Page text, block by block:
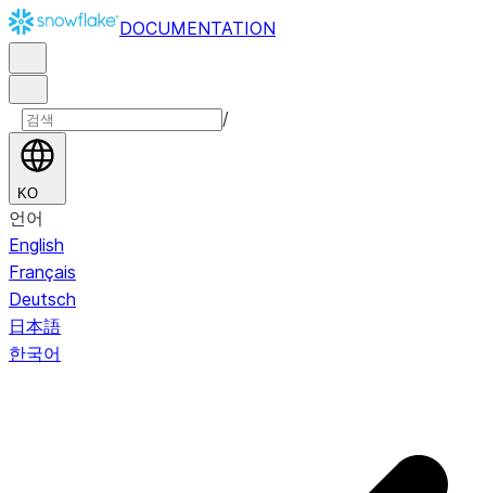
DOCUMENTATION
/
KO
언어
English
Français
Deutsch
日本語
한국어